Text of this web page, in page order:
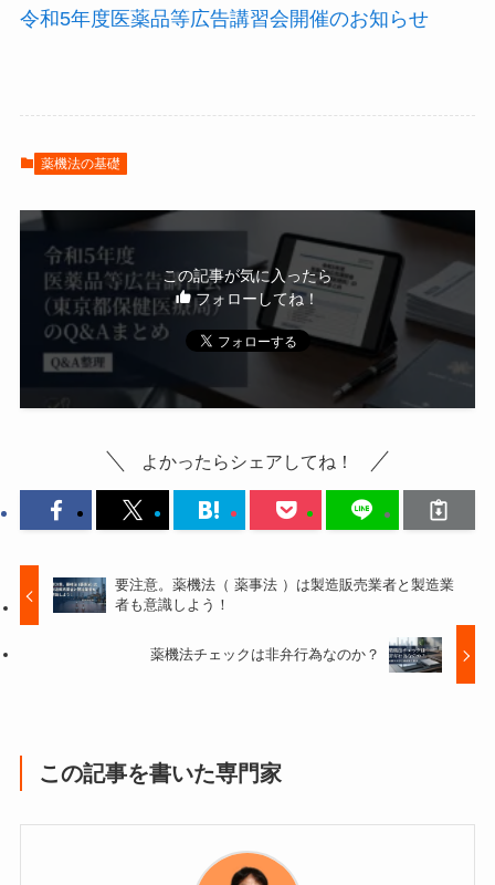
令和5年度医薬品等広告講習会開催のお知らせ
薬機法の基礎
この記事が気に入ったら
フォローしてね！
よかったらシェアしてね！
要注意。薬機法（ 薬事法 ）は製造販売業者と製造業
者も意識しよう！
薬機法チェックは非弁行為なのか？
この記事を書いた専門家